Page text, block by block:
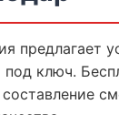
предлагает
под ключ.